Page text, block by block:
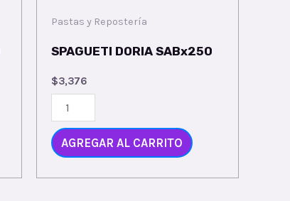
Pastas y Repostería
SPAGUETI DORIA SABx250
$3,376
AGREGAR AL CARRITO